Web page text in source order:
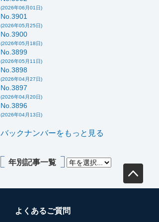
(2026年06月01日)
No.3901
(2026年05月25日)
No.3900
(2026年05月18日)
No.3899
(2026年05月11日)
No.3898
(2026年04月27日)
No.3897
(2026年04月20日)
No.3896
(2026年04月13日)
バックナンバーをもっと見る
年別記事一覧
よくあるご質問